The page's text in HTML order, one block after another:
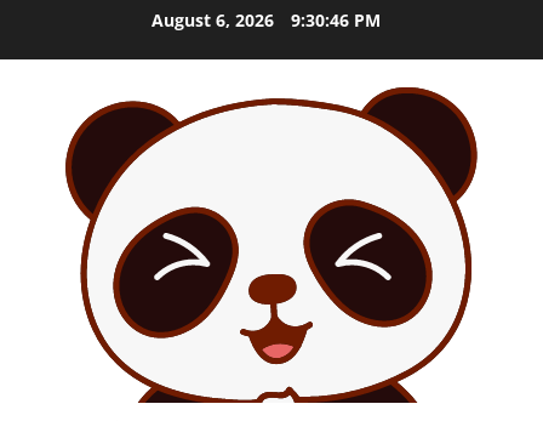
August 6, 2026 9:30:47 PM